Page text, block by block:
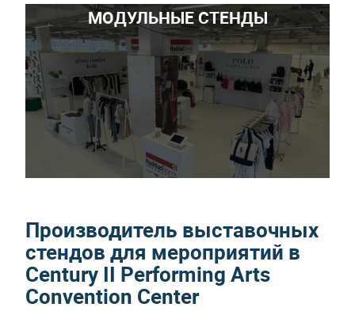
МОДУЛЬНЫЕ СТЕНДЫ
Производитель выставочных
стендов для мероприятий в
Century II Performing Arts
Convention Center